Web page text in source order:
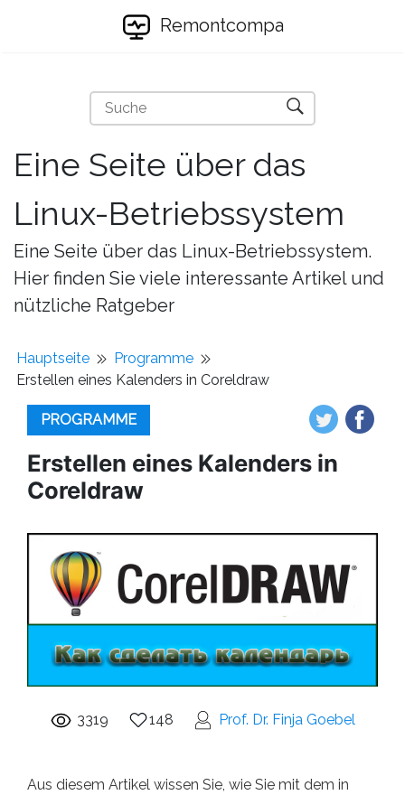
Remontcompa
Eine Seite über das
Linux-Betriebssystem
Eine Seite über das Linux-Betriebssystem.
Hier finden Sie viele interessante Artikel und
nützliche Ratgeber
Hauptseite
Programme
Erstellen eines Kalenders in Coreldraw
PROGRAMME
Erstellen eines Kalenders in
Coreldraw
3319 148 Prof. Dr. Finja Goebel
Aus diesem Artikel wissen Sie, wie Sie mit dem in